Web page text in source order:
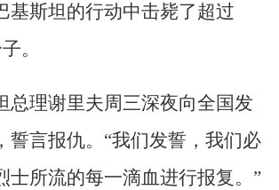
基斯坦的行动中击毙了超过
。
总理谢里夫周三深夜向全国发
誓言报仇。“我们发誓，我们必
士所流的每一滴血进行报复。”